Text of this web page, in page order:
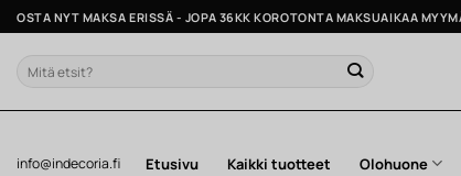
Skip
to
content
OSTA NYT MAKSA ERISSÄ - JOPA 36KK KOROTONTA MAKSUAIKAA
Etsi:
info@indecoria.fi Etusivu Kaikki tuotteet Olohuone